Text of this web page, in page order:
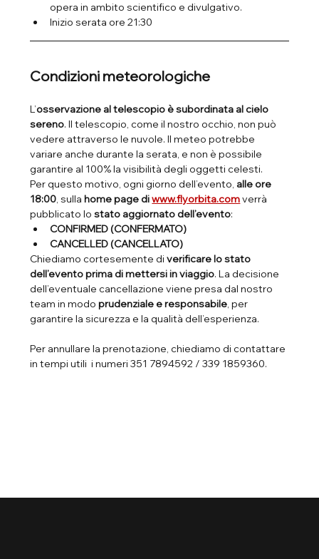
opera in ambito scientifico e divulgativo.
Inizio serata ore 21:30
Condizioni meteorologiche
L’osservazione al telescopio è subordinata al cielo
sereno. Il telescopio, come il nostro occhio, non può
vedere attraverso le nuvole. Il meteo potrebbe
variare anche durante la serata, e non è possibile
garantire al 100% la visibilità degli oggetti celesti.
Per questo motivo, ogni giorno dell’evento, alle ore
18:00, sulla home page di www.flyorbita.com verrà
pubblicato lo stato aggiornato dell’evento:
CONFIRMED (CONFERMATO)
CANCELLED (CANCELLATO)
Chiediamo cortesemente di verificare lo stato
dell’evento prima di mettersi in viaggio. La decisione
dell’eventuale cancellazione viene presa dal nostro
team in modo prudenziale e responsabile, per
garantire la sicurezza e la qualità dell’esperienza.
Per annullare la prenotazione, chiediamo di contattare
in tempi utili  i numeri 351 7894592 / 339 1859360.